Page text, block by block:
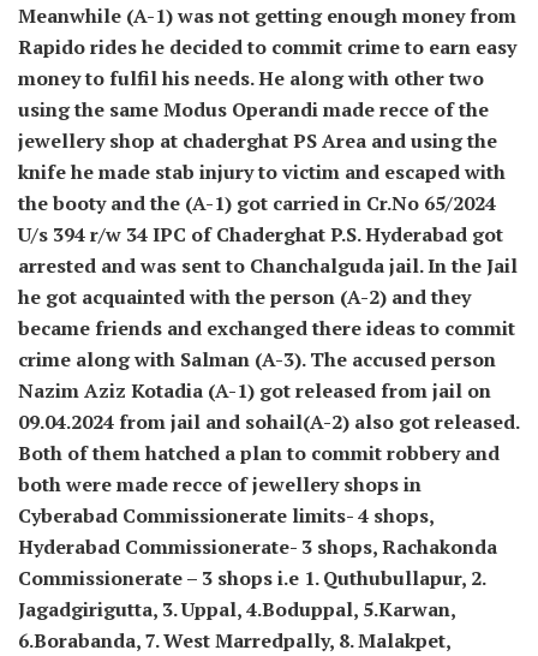
Meanwhile (A-1) was not getting enough money from
Rapido rides he decided to commit crime to earn easy
money to fulfil his needs. He along with other two
using the same Modus Operandi made recce of the
jewellery shop at chaderghat PS Area and using the
knife he made stab injury to victim and escaped with
the booty and the (A-1) got carried in Cr.No 65/2024
U/s 394 r/w 34 IPC of Chaderghat P.S. Hyderabad got
arrested and was sent to Chanchalguda jail. In the Jail
he got acquainted with the person (A-2) and they
became friends and exchanged there ideas to commit
crime along with Salman (A-3). The accused person
Nazim Aziz Kotadia (A-1) got released from jail on
09.04.2024 from jail and sohail(A-2) also got released.
Both of them hatched a plan to commit robbery and
both were made recce of jewellery shops in
Cyberabad Commissionerate limits- 4 shops,
Hyderabad Commissionerate- 3 shops, Rachakonda
Commissionerate – 3 shops i.e 1. Quthubullapur, 2.
Jagadgirigutta, 3. Uppal, 4.Boduppal, 5.Karwan,
6.Borabanda, 7. West Marredpally, 8. Malakpet,